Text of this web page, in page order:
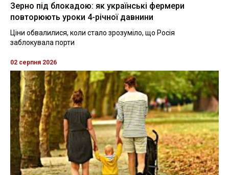
Зерно під блокадою: як українські фермери
повторюють уроки 4-річної давнини
Ціни обвалилися, коли стало зрозуміло, що Росія
заблокувала порти
02 серпня 2026